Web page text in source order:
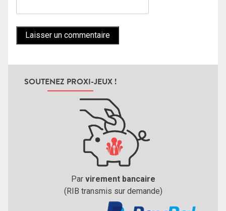
SOUTENEZ PROXI-JEUX !
Par virement bancaire
(RIB transmis sur demande)